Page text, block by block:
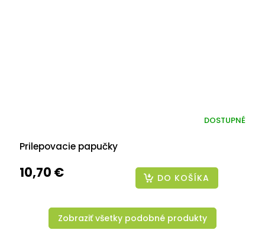
Prilepovacie papučky
DOSTUPNÉ
10,70 € DO KOŠÍKA
Zobraziť všetky podobné produkty